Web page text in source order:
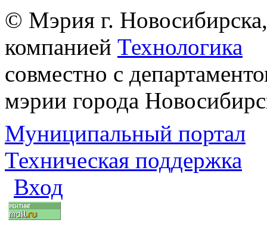
© Мэрия г.
компанией Технологика
совместно с
мэрии города
Муниципальный портал
Техническая поддержка
Вход